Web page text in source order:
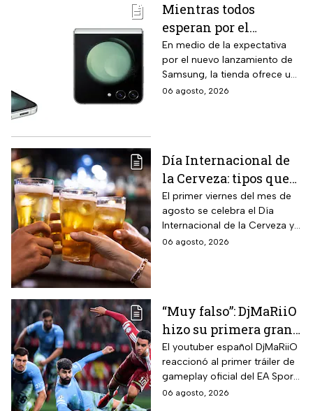
Mientras todos
esperan por el
Samsung Z Flip8,
Liverpool rebaja y
remata el Galaxy Z
Flip5 de 256GB a tres
En medio de la expectativa
por el nuevo lanzamiento de
Samsung, la tienda ofrece un
modelo anterior a un precio
06 agosto, 2026
Día Internacional de
la Cerveza: tipos que
hay con base en su
sabor y fermentación
El primer viernes del mes de
agosto se celebra el Día
Internacional de la Cerveza y
si quieres celebrarlo
06 agosto, 2026
“Muy falso”: DjMaRiiO
hizo su primera gran
crítica al gameplay
del EA Sports FC 27
El youtuber español DjMaRiiO
reaccionó al primer tráiler de
gameplay oficial del EA Sports
FC 27 y remarcó algunas
06 agosto, 2026